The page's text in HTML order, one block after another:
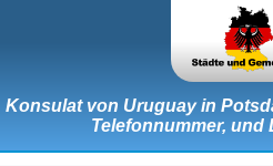
Konsulat von Uruguay in
Telefonnummer, und